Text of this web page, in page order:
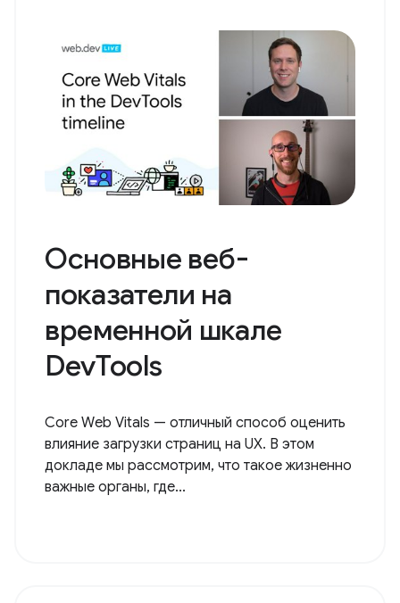
Основные веб-
показатели на
временной шкале
DevTools
Core Web Vitals — отличный способ оценить
влияние загрузки страниц на UX. В этом
докладе мы рассмотрим, что такое жизненно
важные органы, где...